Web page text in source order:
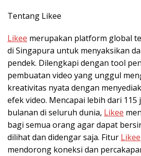
Tentang Likee
Likee merupakan platform global
di Singapura untuk menyaksikan
pendek. Dilengkapi dengan tool
pembuatan video yang unggul
kreativitas nyata dengan
efek video. Mencapai lebih dari
bulanan di seluruh dunia, Likee
bagi semua orang agar dapat
dilihat dan didengar saja. Fitur Likee
mendorong koneksi dan